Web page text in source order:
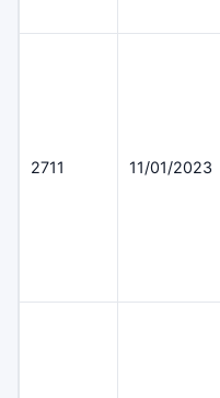
2711 11/01/2023